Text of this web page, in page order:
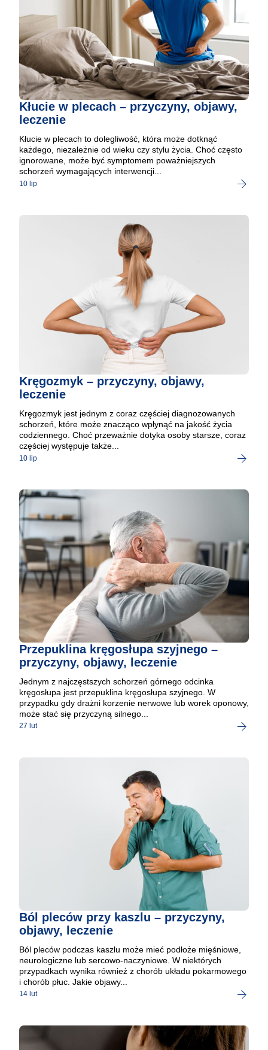
Kłucie w plecach – przyczyny, objawy,
leczenie
Kłucie w plecach to dolegliwość, która może dotknąć
każdego, niezależnie od wieku czy stylu życia. Choć często
ignorowane, może być symptomem poważniejszych
schorzeń wymagających interwencji...
10 lip
Kręgozmyk – przyczyny, objawy,
leczenie
Kręgozmyk jest jednym z coraz częściej diagnozowanych
schorzeń, które może znacząco wpłynąć na jakość życia
codziennego. Choć przeważnie dotyka osoby starsze, coraz
częściej występuje także...
10 lip
Przepuklina kręgosłupa szyjnego –
przyczyny, objawy, leczenie
Jednym z najczęstszych schorzeń górnego odcinka
kręgosłupa jest przepuklina kręgosłupa szyjnego. W
przypadku gdy drażni korzenie nerwowe lub worek oponowy,
może stać się przyczyną silnego...
27 lut
Ból pleców przy kaszlu ­­­– przyczyny,
objawy, leczenie
Ból pleców podczas kaszlu może mieć podłoże mięśniowe,
neurologiczne lub sercowo-naczyniowe. W niektórych
przypadkach wynika również z chorób układu pokarmowego
i chorób płuc. Jakie objawy...
14 lut